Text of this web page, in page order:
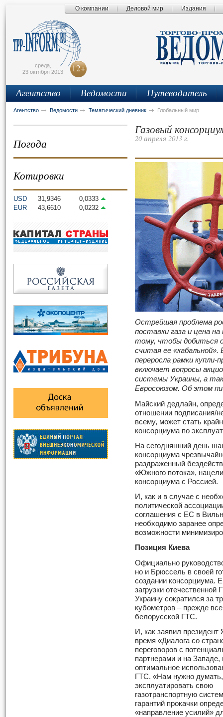
О компании Деловой мир Издания
среда,
23 октября 2013
12+
Агентство Ведомости Путеводитель
Агентство Ведомости Тематический дневник Глобальный мир
Погода
Котировки
USD 31,9346
0,0333
EUR
43,6610 0,0232
Газовый
20 апреля 2013 г.
Острейшая проблема
поставки газа и цена на
тому, чтобы добиться
считая ее «кабальной».
переросла рамки купли-
включает вопросы
системы Украины, а
Евросоюзом. Об этом
Майский дедлайн,
отношении подписания/
всему, может стать
консорциума по
На сегодняшний день
консорциума
раздраженный
«Южного потока»,
консорциума с Россией.
И, как и в случае с
политической
соглашения с ЕС в
необходимо заранее
возможности
Позиция Киева
Официально
но и Брюссель в своей
создании консорциума.
загрузки отечественной
Украину сократился за
кубометров – прежде
белорусской ГТС.
И, как заявил президент
время «Диалога со
переговоров с
партнерами и на Западе,
оптимальное
ГТС. «Нам нужно думать,
эксплуатировать свою
газотранспортную
гарантий прокачки
«направление усилий»